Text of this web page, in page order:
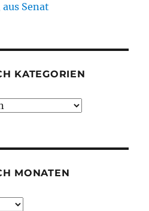
Senat
KATEGORIEN
MONATEN